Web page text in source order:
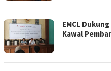
EMCL
Kawal